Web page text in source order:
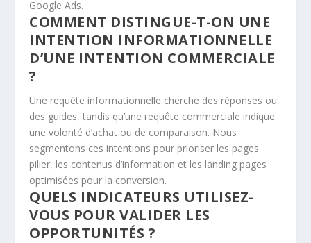
Google Ads.
COMMENT DISTINGUE-T-ON UNE
INTENTION INFORMATIONNELLE
D’UNE INTENTION COMMERCIALE
?
Une requête informationnelle cherche des réponses ou
des guides, tandis qu’une requête commerciale indique
une volonté d’achat ou de comparaison. Nous
segmentons ces intentions pour prioriser les pages
pilier, les contenus d’information et les landing pages
optimisées pour la conversion.
QUELS INDICATEURS UTILISEZ-
VOUS POUR VALIDER LES
OPPORTUNITÉS ?